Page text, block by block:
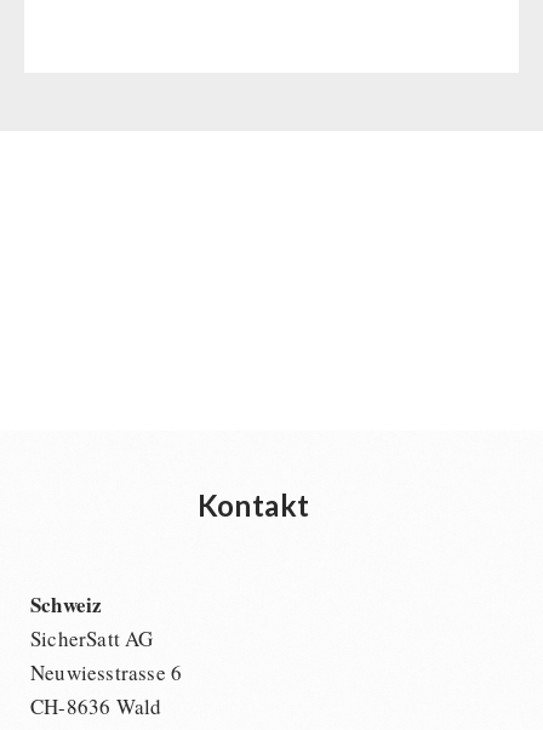
Kontakt
Schweiz
SicherSatt AG
Neuwiesstrasse 6
CH-8636 Wald